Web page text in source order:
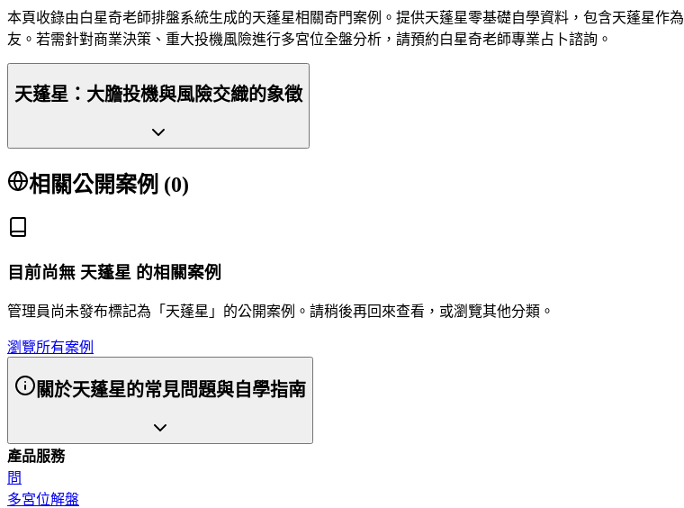
本頁收錄由白星奇老師排盤系統生成的天蓬星相關奇門案例。提供天蓬星零基礎自學資料，包含天蓬星
友。若需針對商業決策、重大投機風險進行多宮位全盤分析，請預約白星奇老師專業占卜諮詢。
天蓬星：大膽投機與風險交織的象徵
相關公開案例 (0)
目前尚無 天蓬星 的相關案例
管理員尚未發布標記為「 天蓬星 」的公開案例。請稍後再回來查看，或瀏覽其他分類。
瀏覽所有案例
關於天蓬星的常見問題與自學指南
產品服務
問
多宮位解盤